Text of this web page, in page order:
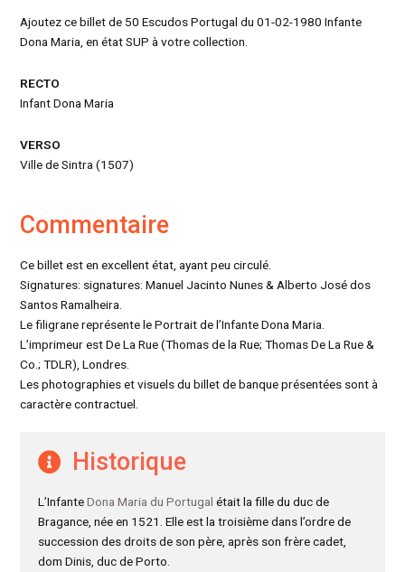
Ajoutez ce billet de 50 Escudos Portugal du 01-02-1980 Infante
Dona Maria, en état SUP à votre collection.
RECTO
Infant Dona Maria
VERSO
Ville de Sintra (1507)
Commentaire
Ce billet est en excellent état, ayant peu circulé.
Signatures: signatures: Manuel Jacinto Nunes & Alberto José dos
Santos Ramalheira.
Le filigrane représente le Portrait de l’Infante Dona Maria.
L’imprimeur est De La Rue (Thomas de la Rue; Thomas De La Rue &
Co.; TDLR), Londres.
Les photographies et visuels du billet de banque présentées sont à
caractère contractuel.
Historique
L’InfanteDona Maria du Portugal était la fille du duc de
Bragance, née en 1521. Elle est la troisième dans l’ordre de
succession des droits de son père, après son frère cadet,
dom Dinis, duc de Porto.